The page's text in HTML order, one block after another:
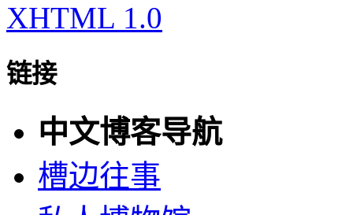
XHTML 1.0
链接
中文博客导航
槽边往事